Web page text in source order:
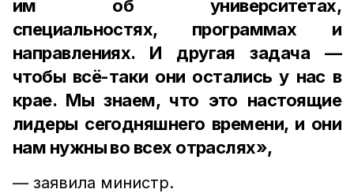
им об университетах,
специальностях, программах и
направлениях. И другая задача —
чтобы всё-таки они остались у нас в
крае. Мы знаем, что это настоящие
лидеры сегодняшнего времени, и они
нам нужны во всех отраслях»,
— заявила министр.